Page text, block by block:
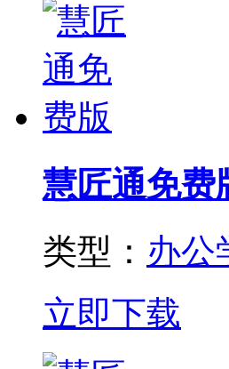
慧匠通免费
类型： 办公
立即下载